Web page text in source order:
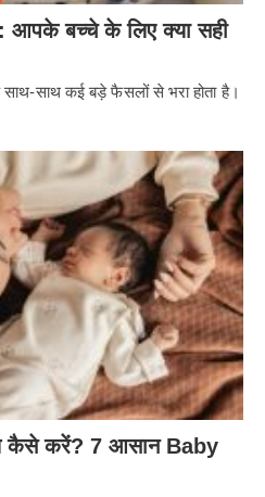
आपके बच्चे के लिए क्या सही
साथ-साथ कई बड़े फैसलों से भरा होता है।
कैसे करें? 7 आसान Baby